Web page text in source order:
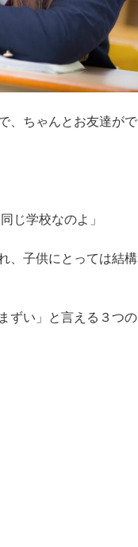
、ちゃんとお友達がで
じ学校なのよ」
、子供にとっては結構
ずい」と言える３つの